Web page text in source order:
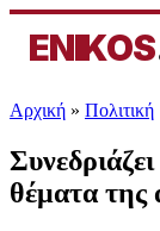
ENIKOS
Αρχική » Πολιτική
θέματα της